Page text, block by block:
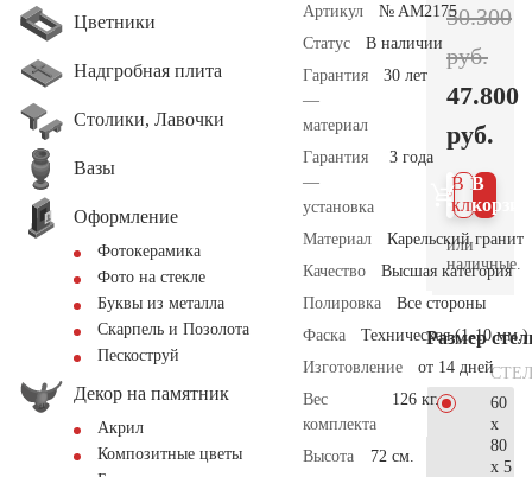
Цветники
Надгробная плита
Столики, Лавочки
Вазы
Оформление
Фотокерамика
Фото на стекле
Буквы из металла
Скарпель и Позолота
Пескоструй
Декор на памятник
Акрил
Композитные цветы
Артикул
№ AM2175
Статус
В наличии
Гарантия
—
материал
30 лет
Гарантия
—
установка
3 года
Материал
Карельский гранит
Качество
Высшая категория
Полировка
Все стороны
Фаска
Техническая (1-10 мм.)
Изготовление
от 14 дней
Вес
комплекта
126 кг.
Высота
72 см.
50.300
руб.
47.800
руб.
В
В 1
клик
или
наличные.
Размер
60
x
80
x 5